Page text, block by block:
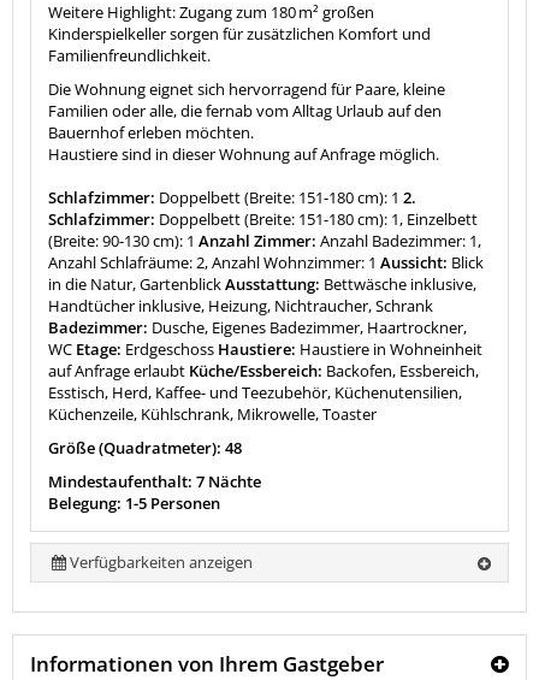
Weitere Highlight: Zugang zum 180 m² großen
Kinderspielkeller sorgen für zusätzlichen Komfort und
Familienfreundlichkeit.
Die Wohnung eignet sich hervorragend für Paare, kleine
Familien oder alle, die fernab vom Alltag Urlaub auf den
Bauernhof erleben möchten.
Haustiere sind in dieser Wohnung auf Anfrage möglich.
Schlafzimmer: Doppelbett (Breite: 151-180 cm): 1 2.
Schlafzimmer: Doppelbett (Breite: 151-180 cm): 1, Einzelbett
(Breite: 90-130 cm): 1 Anzahl Zimmer: Anzahl Badezimmer: 1,
Anzahl Schlafräume: 2, Anzahl Wohnzimmer: 1 Aussicht: Blick
in die Natur, GartenblickAusstattung: Bettwäsche inklusive,
Handtücher inklusive, Heizung, Nichtraucher, Schrank
Badezimmer: Dusche, Eigenes Badezimmer, Haartrockner,
WC Etage: Erdgeschoss Haustiere: Haustiere in Wohneinheit
auf Anfrage erlaubt Küche/Essbereich: Backofen, Essbereich,
Esstisch, Herd, Kaffee- und Teezubehör, Küchenutensilien,
Küchenzeile, Kühlschrank, Mikrowelle, Toaster
Größe (Quadratmeter): 48
Mindestaufenthalt: 7 Nächte
Belegung: 1-5 Personen
Verfügbarkeiten anzeigen
Informationen von Ihrem Gastgeber